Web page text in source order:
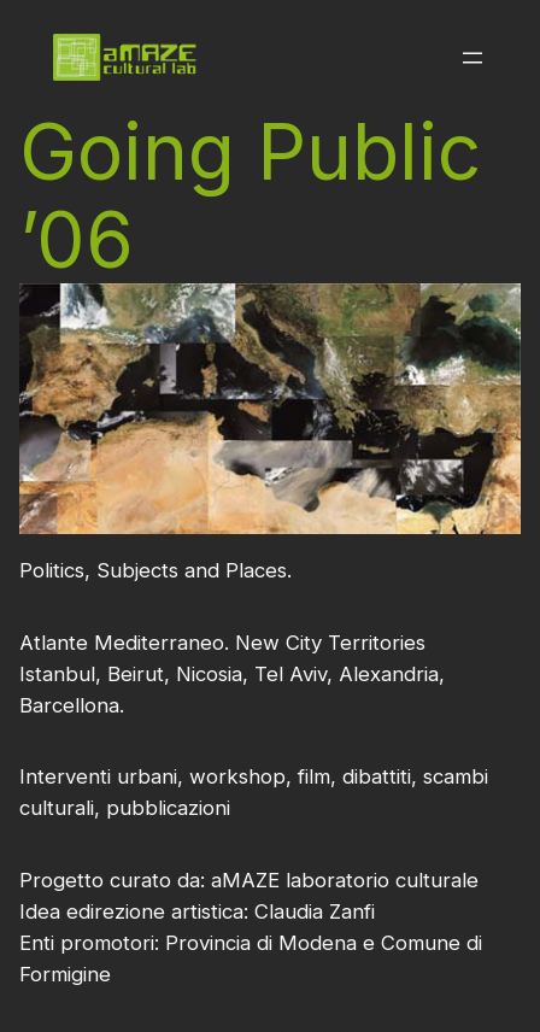
Going Public
’06
Politics, Subjects and Places.
Atlante Mediterraneo. New City Territories
Istanbul, Beirut, Nicosia, Tel Aviv, Alexandria,
Barcellona.
Interventi urbani, workshop, film, dibattiti, scambi
culturali, pubblicazioni
Progetto curato da: aMAZE laboratorio culturale
Idea edirezione artistica: Claudia Zanfi
Enti promotori: Provincia di Modena e Comune di
Formigine